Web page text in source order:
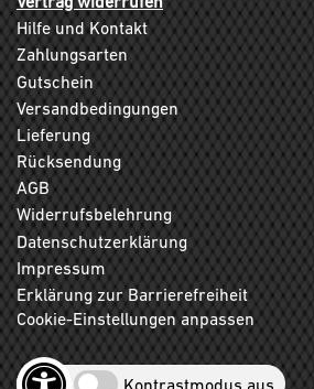
Hilfe und Kontakt
Zahlungsarten
Gutschein
Versandbedingungen
Lieferung
Rücksendung
AGB
Widerrufsbelehrung
Datenschutzerklärung
Impressum
Erklärung zur Barrierefreiheit
Cookie-Einstellungen anpassen
Kontrastmodus aus